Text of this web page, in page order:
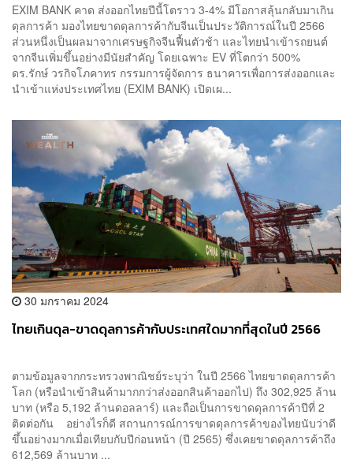
EXIM BANK คาด ส่งออกไทยปีนี้โตราว 3-4% มีโอกาสลุ้นกลับมาเกิน
ดุลการค้า มองไทยขาดดุลการค้ากับจีนเป็นประวัติการณ์ในปี 2566
ส่วนหนึ่งเป็นผลมาจากเศรษฐกิจจีนฟื้นตัวช้า และไทยนำเข้ารถยนต์
จากจีนเพิ่มขึ้นอย่างมีนัยสำคัญ โดยเฉพาะ EV ที่โตกว่า 500%
ดร.รักษ์ วรกิจโภคาทร กรรมการผู้จัดการ ธนาคารเพื่อการส่งออกและ
นำเข้าแห่งประเทศไทย (EXIM BANK) เปิดเผ...
30 มกราคม 2024
ไทยเกินดุล-ขาดดุลการค้ากับประเทศใดมากที่สุดในปี 2566
ตามข้อมูลจากกระทรวงพาณิชย์ระบุว่า ในปี 2566 ไทยขาดดุลการค้า
โลก (หรือนำเข้าสินค้ามากกว่าส่งออกสินค้าออกไป) ถึง 302,925 ล้าน
บาท (หรือ 5,192 ล้านดอลลาร์) และถือเป็นการขาดดุลการค้าปีที่ 2
ติดต่อกัน อย่างไรก็ดี สถานการณ์การขาดดุลการค้าของไทยนับว่าดี
ขึ้นอย่างมากเมื่อเทียบกับปีก่อนหน้า (ปี 2565) ซึ่งเคยขาดดุลการค้าถึง
612,569 ล้านบาท ...